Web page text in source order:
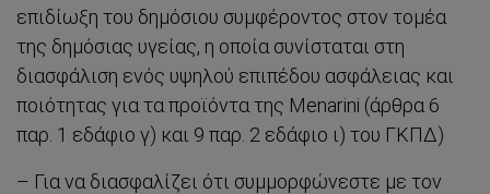
επιδίωξη του δημόσιου συμφέροντος στον τομέα
της δημόσιας υγείας, η οποία συνίσταται στη
διασφάλιση ενός υψηλού επιπέδου ασφάλειας και
ποιότητας για τα προϊόντα της Menarini (άρθρα 6
παρ. 1 εδάφιο γ) και 9 παρ. 2 εδάφιο ι) του ΓΚΠΔ)
– Για να διασφαλίζει ότι συμμορφώνεστε με τον